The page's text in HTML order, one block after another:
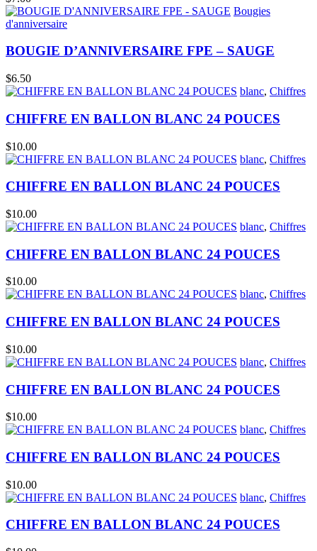
Bougies
d'anniversaire
BOUGIE D’ANNIVERSAIRE FPE – SAUGE
$6.50
blanc, Chiffres
CHIFFRE EN BALLON BLANC 24 POUCES
$10.00
blanc, Chiffres
CHIFFRE EN BALLON BLANC 24 POUCES
$10.00
blanc, Chiffres
CHIFFRE EN BALLON BLANC 24 POUCES
$10.00
blanc, Chiffres
CHIFFRE EN BALLON BLANC 24 POUCES
$10.00
blanc, Chiffres
CHIFFRE EN BALLON BLANC 24 POUCES
$10.00
blanc, Chiffres
CHIFFRE EN BALLON BLANC 24 POUCES
$10.00
blanc, Chiffres
CHIFFRE EN BALLON BLANC 24 POUCES